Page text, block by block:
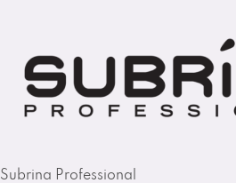
Subrina Professional